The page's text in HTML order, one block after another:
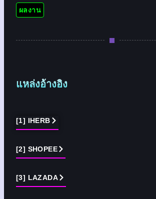
ผลงาน
แหล่งอ้างอิง
[1] IHERB
[2] SHOPEE
[3] LAZADA